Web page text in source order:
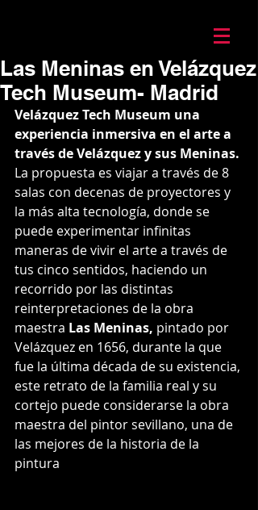
Las Meninas en Velázquez
Tech Museum- Madrid
Velázquez Tech Museum una
experiencia inmersiva en el arte a
través de Velázquez y sus Meninas.
La propuesta es viajar a través de 8
salas con decenas de proyectores y
la más alta tecnología, donde se
puede experimentar infinitas
maneras de vivir el arte a través de
tus cinco sentidos, haciendo un
recorrido por las distintas
reinterpretaciones de la obra
maestra Las Meninas, pintado por
Velázquez en 1656, durante la que
fue la última década de su existencia,
este retrato de la familia real y su
cortejo puede considerarse la obra
maestra del pintor sevillano, una de
las mejores de la historia de la
pintura